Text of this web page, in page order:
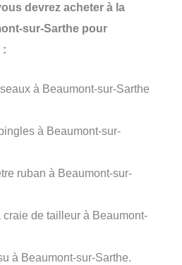
devrez acheter à la
sur-Sarthe pour
:
à Beaumont-sur-Sarthe
à Beaumont-sur-
ruban à Beaumont-sur-
craie de tailleur à Beaumont-
à Beaumont-sur-Sarthe.